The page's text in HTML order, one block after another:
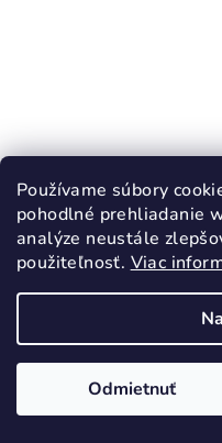
Používame súbory
pohodlné prehliadanie
analýze neustále
použiteľnosť. Viac
Odmietnuť
PROTETIKA